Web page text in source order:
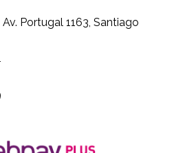
Portugal 1163, Santiago